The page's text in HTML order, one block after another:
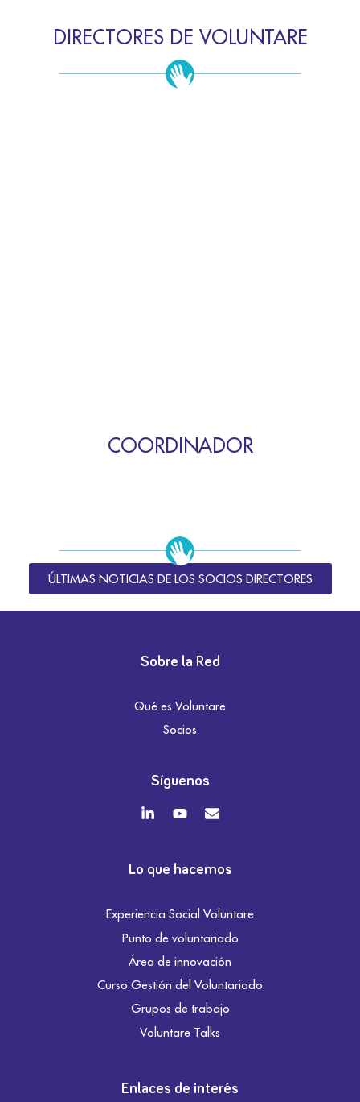
DIRECTORES DE VOLUNTARE
COORDINADOR
ÚLTIMAS NOTICIAS DE LOS SOCIOS DIRECTORES
Sobre la Red
Qué es Voluntare
Socios
Síguenos
Lo que hacemos
Experiencia Social Voluntare
Punto de voluntariado
Área de innovación
Curso Gestión del Voluntariado
Grupos de trabajo
Voluntare Talks
Enlaces de interés